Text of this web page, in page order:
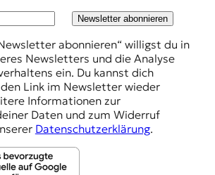
Newsletter abonnieren
abonnieren“ willigst du in
Newsletters und die Analyse
ein. Du kannst dich
Link im Newsletter wieder
Informationen zur
Daten und zum Widerruf
Datenschutzerklärung.